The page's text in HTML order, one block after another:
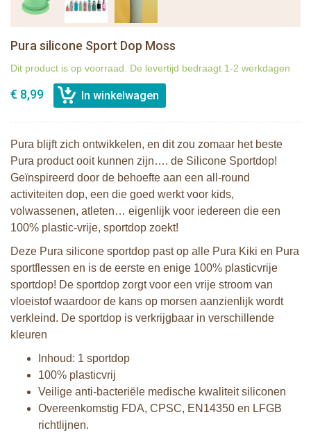
Pura silicone Sport Dop Moss
Dit product is op voorraad. De levertijd bedraagt 1-2 werkdagen
€ 8,99
Pura blijft zich ontwikkelen, en dit zou zomaar het beste
Pura product ooit kunnen zijn…. de Silicone Sportdop!
Geïnspireerd door de behoefte aan een all-round
activiteiten dop, een die goed werkt voor kids,
volwassenen, atleten… eigenlijk voor iedereen die een
100% plastic-vrije, sportdop zoekt!
Deze Pura silicone sportdop past op alle Pura Kiki en Pura
sportflessen en is de eerste en enige 100% plasticvrije
sportdop! De sportdop zorgt voor een vrije stroom van
vloeistof waardoor de kans op morsen aanzienlijk wordt
verkleind. De sportdop is verkrijgbaar in verschillende
kleuren
Inhoud: 1 sportdop
100% plasticvrij
Veilige anti-bacteriële medische kwaliteit siliconen
Overeenkomstig FDA, CPSC, EN14350 en LFGB
richtlijnen.